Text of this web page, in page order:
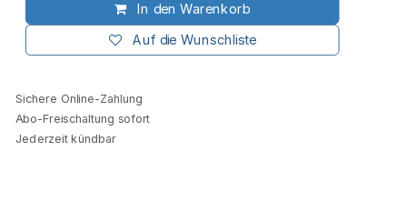
In den Warenkorb
Auf die Wunschliste
Sichere Online-Zahlung
Abo-Freischaltung sofort
Jederzeit kündbar